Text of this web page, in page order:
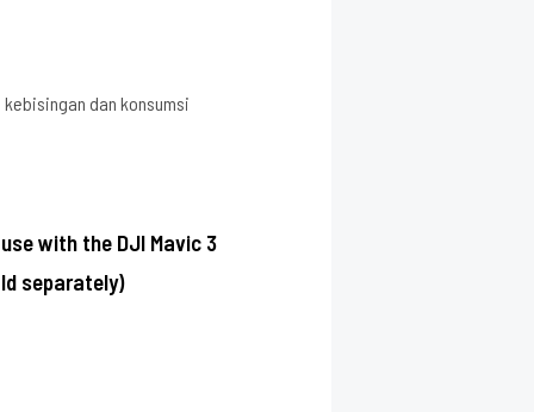
dan konsumsi
with the DJI Mavic 3
separately)